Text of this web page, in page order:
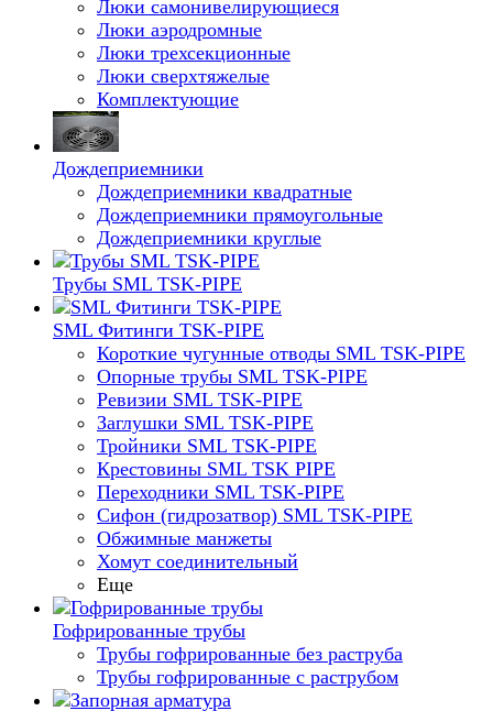
Люки самонивелирующиеся
Люки аэродромные
Люки трехсекционные
Люки сверхтяжелые
Комплектующие
Дождеприемники
Дождеприемники квадратные
Дождеприемники прямоугольные
Дождеприемники круглые
Трубы SML TSK-PIPE
SML Фитинги TSK-PIPE
Короткие чугунные отводы SML TSK-PIPE
Опорные трубы SML TSK-PIPE
Ревизии SML TSK-PIPE
Заглушки SML TSK-PIPE
Тройники SML TSK-PIPE
Крестовины SML TSK PIPE
Переходники SML TSK-PIPE
Сифон (гидрозатвор) SML TSK-PIPE
Обжимные манжеты
Хомут соединительный
Еще
Гофрированные трубы
Трубы гофрированные без раструба
Трубы гофрированные с раструбом